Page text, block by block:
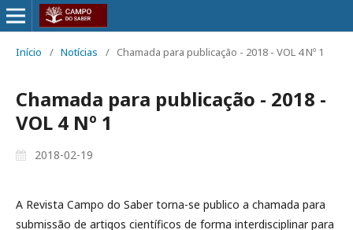
Início / Notícias / Chamada para publicação - 2018 - VOL 4 Nº 1
Chamada para publicação - 2018 -
VOL 4 Nº 1
2018-02-19
A Revista Campo do Saber torna-se publico a chamada para
submissão de artigos científicos de forma interdisciplinar para